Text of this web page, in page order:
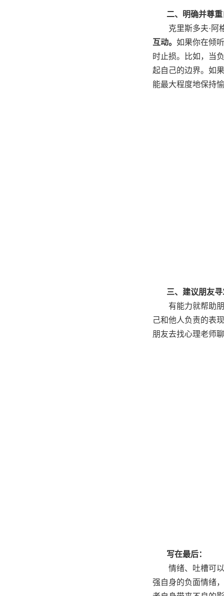
二、明确并尊
克里斯多夫·阿
互动。 如果你在倾
时止损。比如，当
起自己的边界。如
能最大程度地保持
三、建议朋友
有能力就帮助
己和他人负责的表
朋友去找心理老师
写在最后：
情绪、吐槽可
强自身的负面情绪